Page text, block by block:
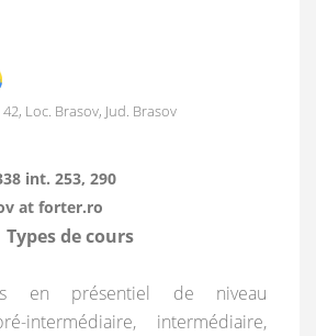
Loc. Brasov, Jud. Brasov
int. 253, 290
at forter.ro
Types de cours
en présentiel de niveau
intermédiaire, intermédiaire,